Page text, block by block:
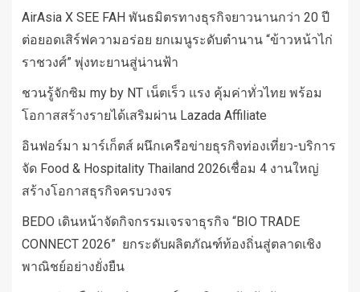
AirAsia X SEE FAH พันธมิตรทางธุรกิจยาวนานกว่า 20 ปี
ต่อยอดเสิร์ฟความอร่อย ยกเมนูระดับตำนาน “ข้าวหน้าไก่
ราชวงศ์” พุ่งทะยานสู่น่านฟ้า
ชวนรู้จักซิม my by NT เน็ตเร็ว แรง คุ้มค่าทั่วไทย พร้อม
โอกาสสร้างรายได้เสริมผ่าน Lazada Affiliate
อินฟอร์มา มาร์เก็ตส์ ผนึกเครือข่ายธุรกิจท่องเที่ยว-บริการ
จัด Food & Hospitality Thailand 2026เชื่อม 4 งานใหญ่
สร้างโอกาสธุรกิจครบวงจร
BEDO เดินหน้าจัดกิจกรรมเจรจาธุรกิจ “BIO TRADE
CONNECT 2026” ยกระดับผลิตภัณฑ์ท้องถิ่นสู่ตลาดเชิง
พาณิชย์อย่างยั่งยืน